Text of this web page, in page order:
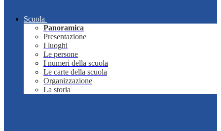
Scuola
Panoramica
Presentazione
I luoghi
Le persone
I numeri della scuola
Le carte della scuola
Organizzazione
La storia